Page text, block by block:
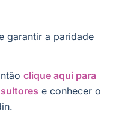
garantir a paridade
clique aqui para
e conhecer o